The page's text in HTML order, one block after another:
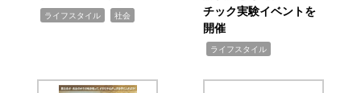
ライフスタイル 社会
チック実験イベントを
開催
ライフスタイル